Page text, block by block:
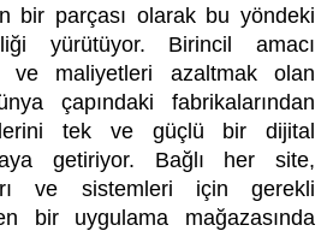
bir parçası olarak bu yöndeki
yürütüyor. Birincil amacı
ve maliyetleri azaltmak olan
çapındaki fabrikalarından
tek ve güçlü bir dijital
getiriyor. Bağlı her site,
ve sistemleri için gerekli
bir uygulama mağazasında